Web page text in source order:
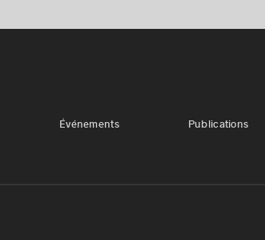
Événements Publications